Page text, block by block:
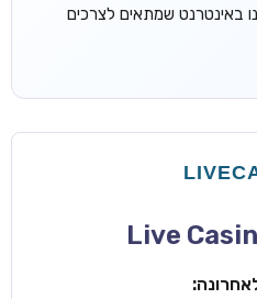
באינטרנט שמתאים לצרכים
Live